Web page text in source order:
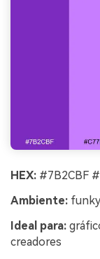
HEX: #7B2CBF
Ambiente:
Ideal para:
creadores